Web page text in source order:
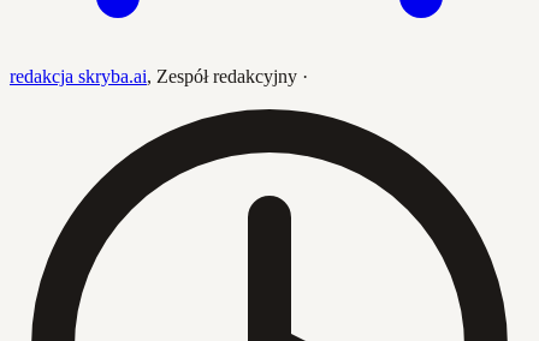
redakcja skryba.ai, Zespół redakcyjny ·